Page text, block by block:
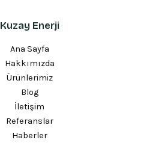
Kuzay Enerji
Ana Sayfa
Hakkımızda
Ürünlerimiz
Blog
İletişim
Referanslar
Haberler